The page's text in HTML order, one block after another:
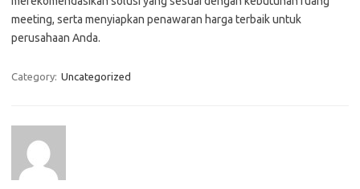
meeting, serta menyiapkan penawaran harga terbaik untuk
perusahaan Anda.
Category: Uncategorized